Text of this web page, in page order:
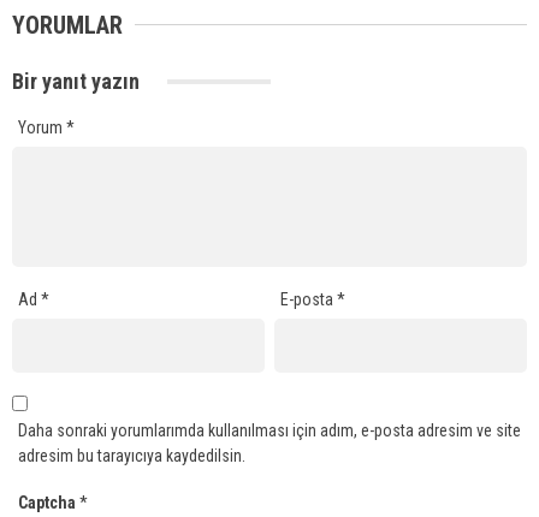
YORUMLAR
Bir yanıt yazın
Yorum *
Ad * E-posta*
Daha sonraki yorumlarımda kullanılması için adım, e-posta adresim ve site
adresim bu tarayıcıya kaydedilsin.
Captcha *